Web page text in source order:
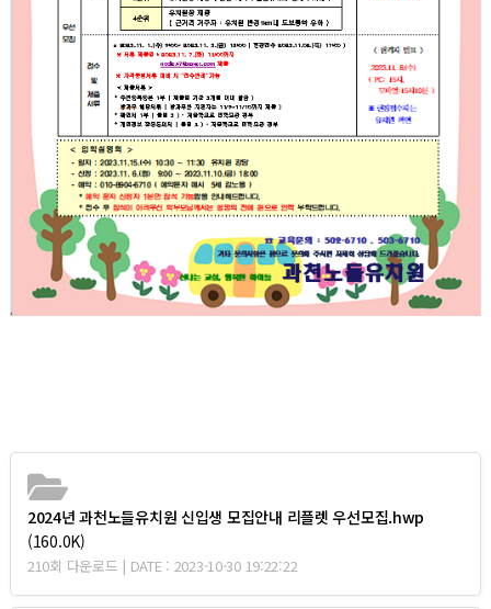
2024년 과천노들유치원 신입생 모집안내 리플렛 우선모집.hwp
(160.0K)
210회 다운로드 | DATE : 2023-10-30 19:22:22